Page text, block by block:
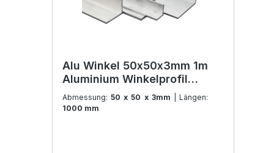
Alu Winkel 50x50x3mm 1m
Aluminium Winkelprofil
Aluleiste Winkelleiste
Eckprofil Modellbau und
Abmessung: 50 x 50 x 3mm
| Längen:
1000 mm